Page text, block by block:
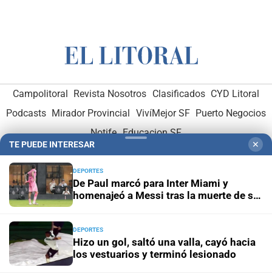
Campolitoral Revista Nosotros Clasificados CYD Litoral
Podcasts Mirador Provincial VivíMejor SF Puerto Negocios
Notife Educacion SF
Hemeroteca Digital (1930-1979)
Administración y Publicidad-Elementos institucionales-
Opcionales con El Litoral-MediaKit
TE PUEDE INTERESAR ✕
DEPORTES
De Paul marcó para Inter Miami y
homenajeó a Messi tras la muerte de su
DEPORTES
Hizo un gol, saltó una valla, cayó hacia
los vestuarios y terminó lesionado